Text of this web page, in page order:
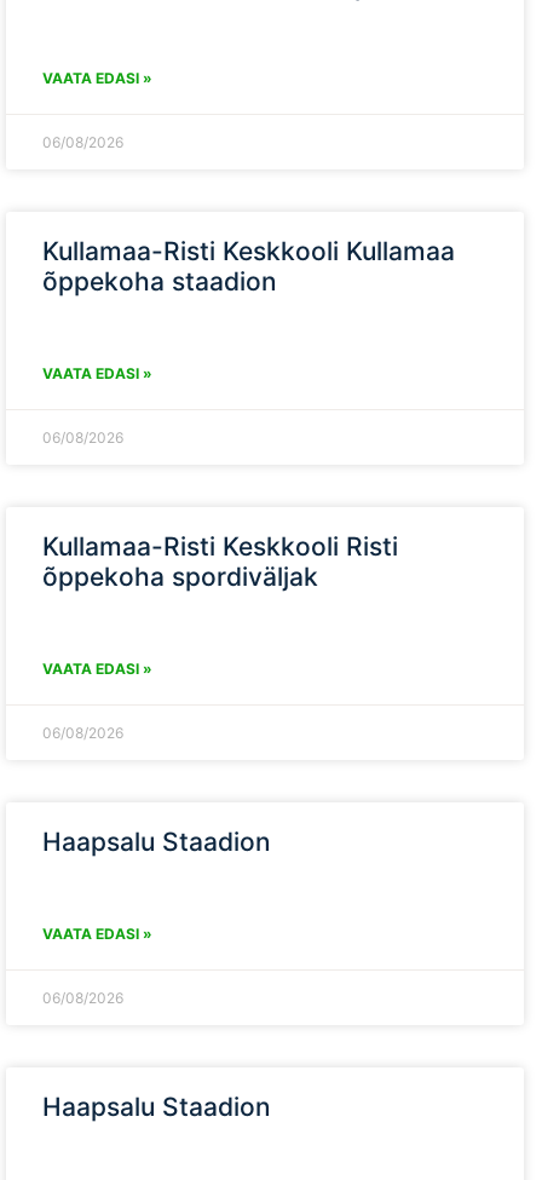
VAATA EDASI »
06/08/2026
Kullamaa-Risti Keskkooli Kullamaa
õppekoha staadion
VAATA EDASI »
06/08/2026
Kullamaa-Risti Keskkooli Risti
õppekoha spordiväljak
VAATA EDASI »
06/08/2026
Haapsalu Staadion
VAATA EDASI »
06/08/2026
Haapsalu Staadion